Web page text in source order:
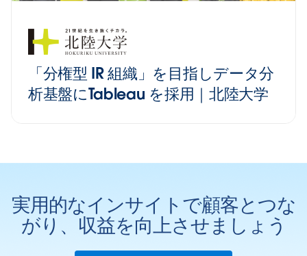
「分権型 IR 組織」を目指しデータ分
析基盤にTableau を採用｜北陸大学
実用的なインサイトで顧客とつな
がり、収益を向上させましょう